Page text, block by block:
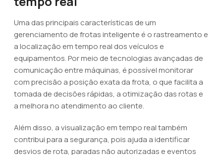
Uma das principais características de um
gerenciamento de frotas inteligente é o rastreamento e
a localização em tempo real dos veículos e
equipamentos. Por meio de tecnologias avançadas de
comunicação entre máquinas, é possível monitorar
com precisão a posição exata da frota, o que facilita a
tomada de decisões rápidas, a otimização das rotas e
a melhora no atendimento ao cliente.
Além disso, a visualização em tempo real também
contribui para a segurança, pois ajuda a identificar
desvios de rota, paradas não autorizadas e eventos